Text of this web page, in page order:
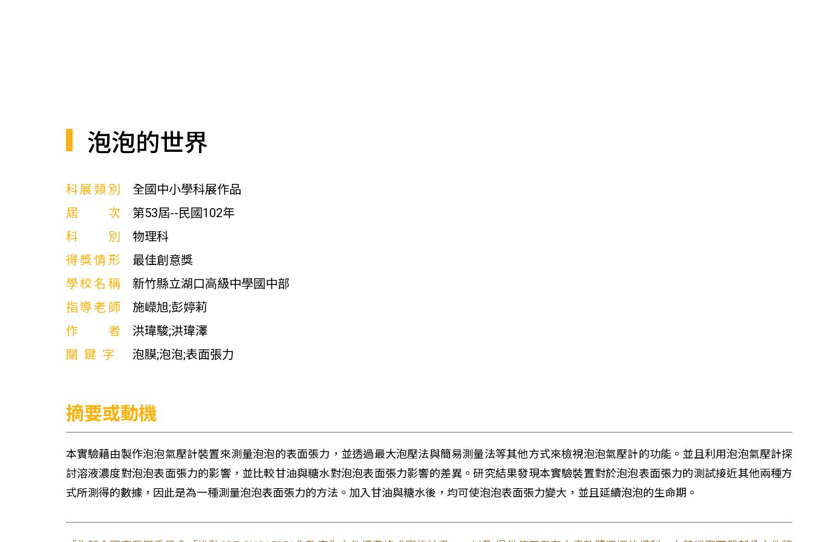
泡泡的世界
科展類別
全國中小學科展作品
屆次
第53屆--民國102年
科別
物理科
得獎情形
最佳創意獎
學校名稱
新竹縣立湖口高級中學國中部
指導老師
施嶸旭;彭婷莉
作者
洪瑋駿;洪瑋澤
關鍵字
泡膜;泡泡;表面張力
摘要或動機
本實驗藉由製作泡泡氣壓計裝置來測量泡泡的表面張力，並透過最大泡壓法與簡易測量法等其他方式來檢視泡泡氣壓計的功能。並且利用泡泡氣壓計探
討溶液濃度對泡泡表面張力的影響，並比較甘油與糖水對泡泡表面張力影響的差異。研究結果發現本實驗裝置對於泡泡表面張力的測試接近其他兩種方
式所測得的數據，因此是為一種測量泡泡表面張力的方法。加入甘油與糖水後，均可使泡泡表面張力變大，並且延續泡泡的生命期。